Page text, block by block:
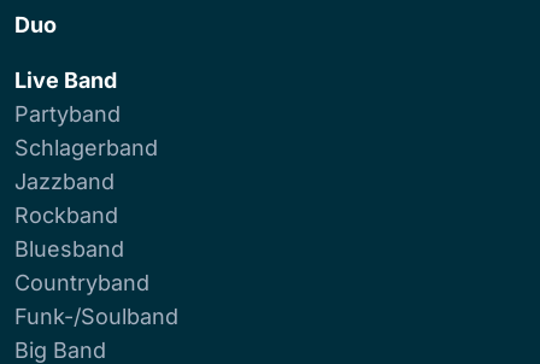
Duo
Live Band
Partyband
Schlagerband
Jazzband
Rockband
Bluesband
Countryband
Funk-/Soulband
Big Band